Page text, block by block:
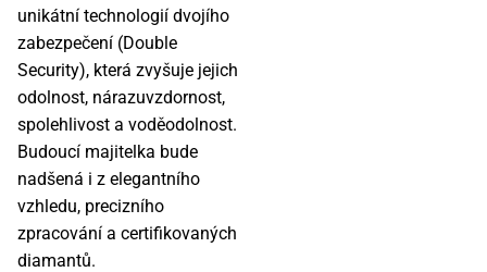
unikátní technologií dvojího
zabezpečení (Double
Security), která zvyšuje jejich
odolnost, nárazuvzdornost,
spolehlivost a voděodolnost.
Budoucí majitelka bude
nadšená i z elegantního
vzhledu, precizního
zpracování a certifikovaných
diamantů.